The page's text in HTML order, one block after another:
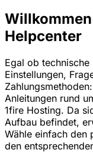
Helpcenter
Egal ob
Einstellungen,
Anleitungen rund
1fire Hosting. Da
Aufbau befindet,
Wähle einfach den
den